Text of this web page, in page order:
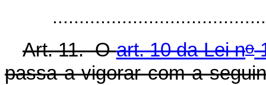
Art. 11. Oart. 10 da Lei no
passa a vigorar com a